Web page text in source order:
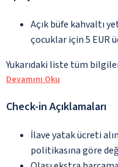
Açık büfe kahvaltı
çocuklar için 5 EUR
Yukarıdaki liste tüm
Devamını Oku
Check-in Açıklamaları
İlave yatak ücreti
politikasına göre